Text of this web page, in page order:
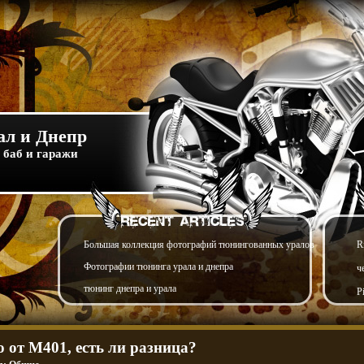
и Днепр
и гаражи
Большая коллекция фотографий тюнингованных уралов
Фотографии тюнинга урала и днепра
тюнинг днепра и урала
от М401, есть ли разница?